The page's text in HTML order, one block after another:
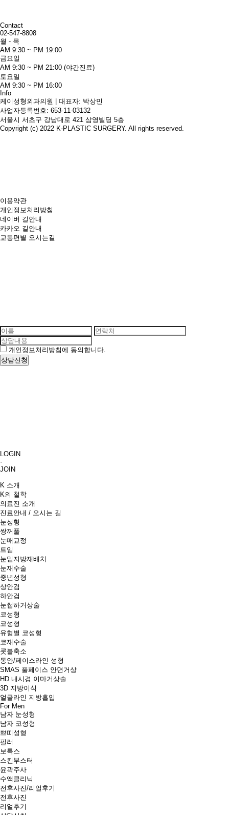
Contact
02-547-8808
월 - 목
AM 9:30 ~ PM 19:00
금요일
AM 9:30 ~ PM 21:00 (야간진료)
토요일
AM 9:30 ~ PM 16:00
Info
케이성형외과의원 | 대표자: 박상민
사업자등록번호: 653-11-03132
서울시 서초구 강남대로 421 삼영빌딩 5층
Copyright (c) 2022 K-PLASTIC SURGERY. All rights reserved.
이용약관
개인정보처리방침
네이버 길안내
카카오 길안내
교통편별 오시는길
개인정보처리방침에 동의합니다.
LOGIN
·
JOIN
K 소개
K의 철학
의료진 소개
진료안내 / 오시는 길
눈성형
쌍꺼풀
눈매교정
트임
눈밑지방재배치
눈재수술
중년성형
상안검
하안검
눈썹하거상술
코성형
코성형
유형별 코성형
코재수술
콧볼축소
동안/페이스라인 성형
SMAS 풀페이스 안면거상
HD 내시경 이마거상술
3D 지방이식
얼굴라인 지방흡입
For Men
남자 눈성형
남자 코성형
쁘띠성형
필러
보톡스
스킨부스터
윤곽주사
수액클리닉
전후사진/리얼후기
전후사진
리얼후기